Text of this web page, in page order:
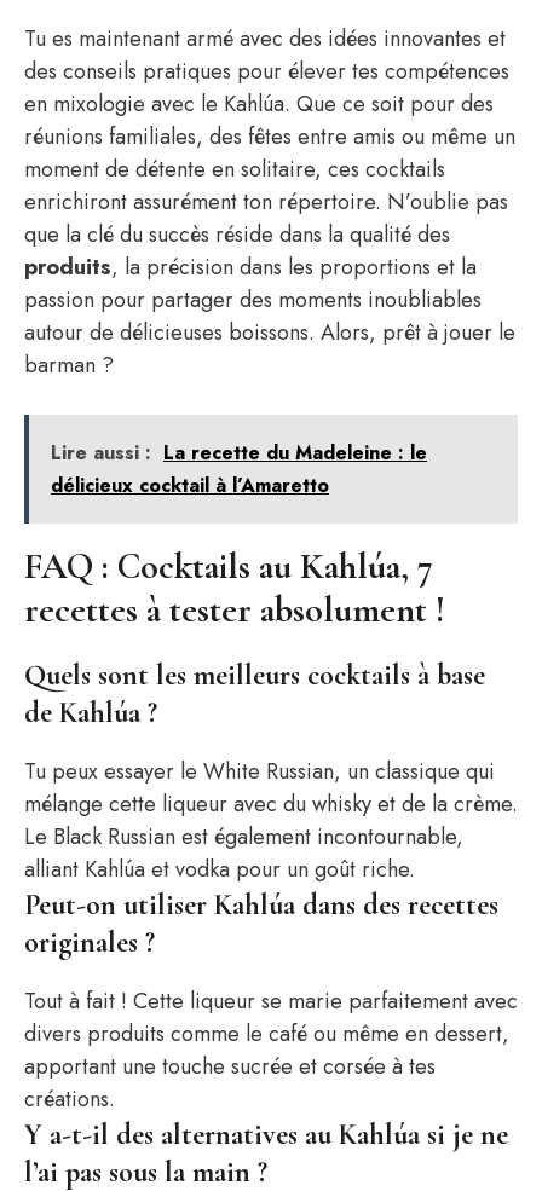
Tu es maintenant armé avec des idées innovantes et
des conseils pratiques pour élever tes compétences
en mixologie avec le Kahlúa. Que ce soit pour des
réunions familiales, des fêtes entre amis ou même un
moment de détente en solitaire, ces cocktails
enrichiront assurément ton répertoire. N’oublie pas
que la clé du succès réside dans la qualité des
produits, la précision dans les proportions et la
passion pour partager des moments inoubliables
autour de délicieuses boissons. Alors, prêt à jouer le
barman ?
Lire aussi : La recette du Madeleine : le
délicieux cocktail à l’Amaretto
FAQ : Cocktails au Kahlúa, 7
recettes à tester absolument !
Quels sont les meilleurs cocktails à base
de Kahlúa ?
Tu peux essayer le White Russian, un classique qui
mélange cette liqueur avec du whisky et de la crème.
Le Black Russian est également incontournable,
alliant Kahlúa et vodka pour un goût riche.
Peut-on utiliser Kahlúa dans des recettes
originales ?
Tout à fait ! Cette liqueur se marie parfaitement avec
divers produits comme le café ou même en dessert,
apportant une touche sucrée et corsée à tes
créations.
Y a-t-il des alternatives au Kahlúa si je ne
l’ai pas sous la main ?